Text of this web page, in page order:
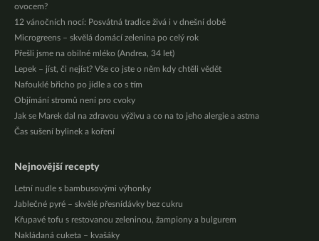
ovocem?
12 vánočních nocí: Posvátná tradice živá i v dnešní době
Microgreens – skvělá domácí zelenina po celý rok
Přešli jsme na obilné mléko (Andrea, 34 let)
Lepek – jíst, či nejíst? Vše co jste o něm kdy chtěli vědět
Nafouklé břicho po jídle a co s tím
Objímání stromů není pro cvoky
Jak se Marek dal na zdravou výživu a co na to jeho alergie a astma
Čas sušení bylinek a koření
Nejnovější recepty
Letní nudle s bambusovými výhonky
Jablečné pyré – skvělé přesnídávky bez cukru
Křupavé tofu s restovanou zeleninou, žampiony a bulgurem
Nakládaná cuketa – kvašáky